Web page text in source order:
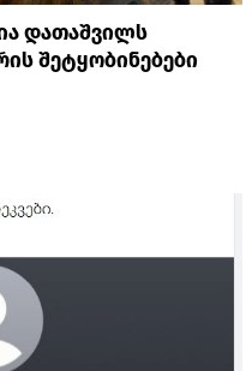
დათაშვილს
შეტყობინებები